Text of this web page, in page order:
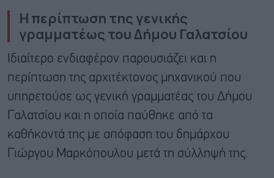
Η περίπτωση της γενικής
γραμματέως του Δήμου Γαλατσίου
Ιδιαίτερο ενδιαφέρον παρουσιάζει και η
περίπτωση της αρχιτέκτονος μηχανικού που
υπηρετούσε ως γενική γραμματέας του Δήμου
Γαλατσίου και η οποία παύθηκε από τα
καθήκοντά της με απόφαση του δημάρχου
Γιώργου Μαρκόπουλου μετά τη σύλληψή της.